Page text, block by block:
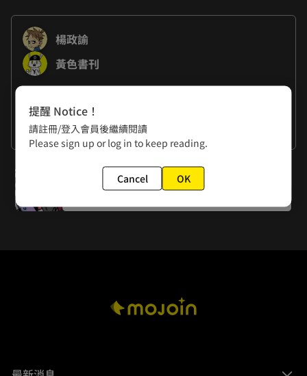
楊政諭
黃色書刊
楊政諭：欸不是，地球你強成這樣還要人家保護喔？
黃色書刊：我也想被保護。
看更多
提醒 Notice！
請註冊/登入會員後繼續閱讀
Please sign up or log in to keep reading.
Cancel OK